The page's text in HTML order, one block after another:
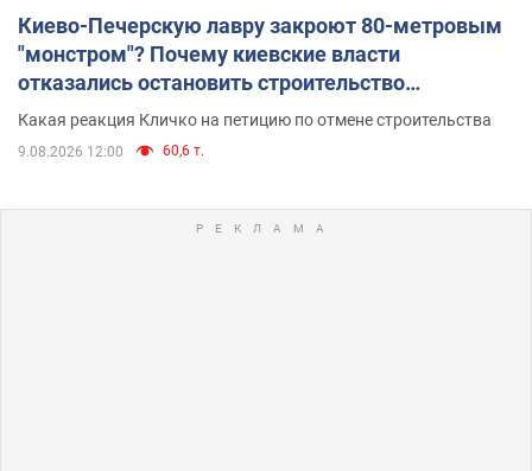
Киево-Печерскую лавру закроют 80-метровым
"монстром"? Почему киевские власти
отказались остановить строительство
небоскреба "московского верующего"
Какая реакция Кличко на петицию по отмене строительства
9.08.2026 12:00 60,6 т.